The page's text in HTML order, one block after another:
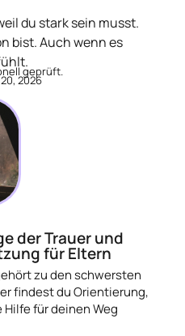
du stark sein musst.
bist. Auch wenn es
2026
geprüft.
der Trauer und
für Eltern
zu den schwersten
findest du Orientierung,
für deinen Weg